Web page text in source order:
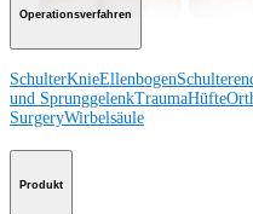
Operationsverfahren
SchulterKnieEllenbogen
und SprunggelenkTraumaHüfte
SurgeryWirbelsäule
Produkt